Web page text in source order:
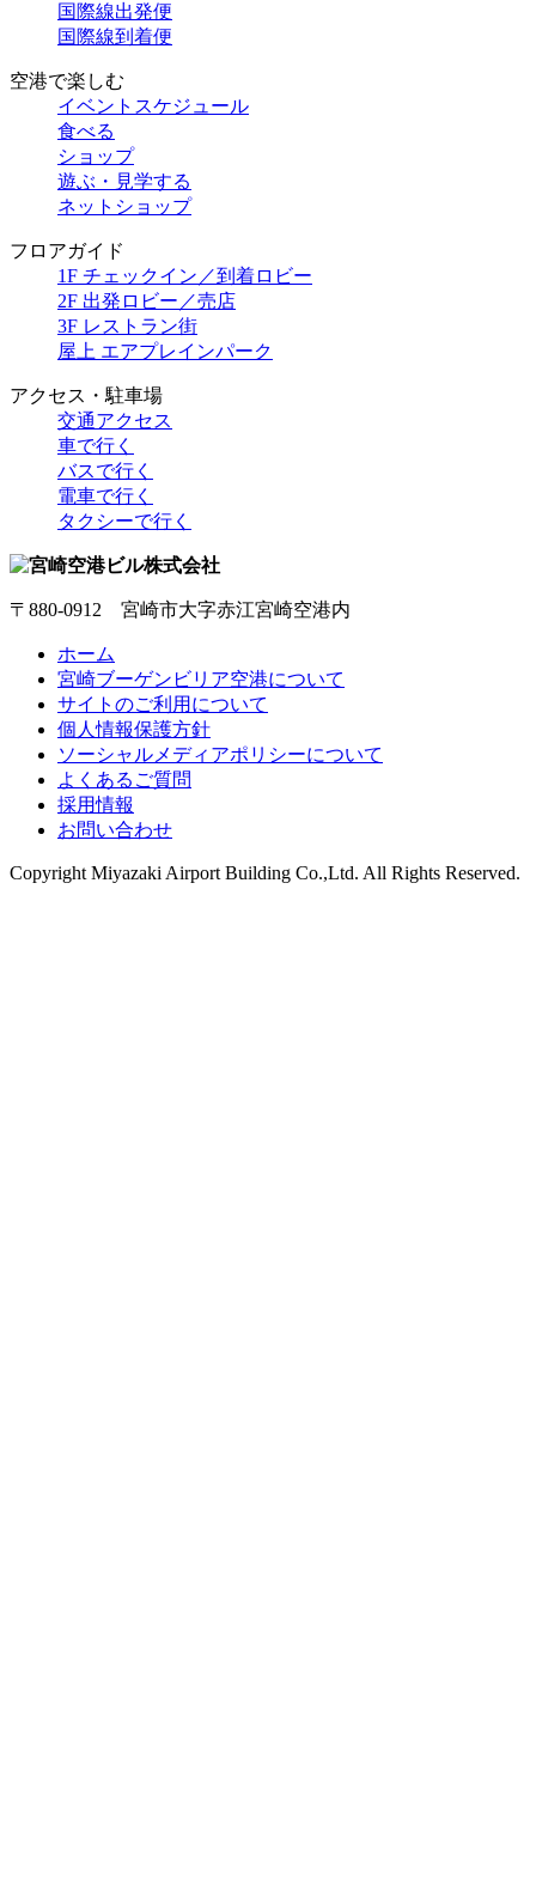
国際線出発便
国際線到着便
空港で楽しむ
イベントスケジュール
食べる
ショップ
遊ぶ・見学する
ネットショップ
フロアガイド
1F チェックイン／到着ロビー
2F 出発ロビー／売店
3F レストラン街
屋上 エアプレインパーク
アクセス・駐車場
交通アクセス
車で行く
バスで行く
電車で行く
タクシーで行く
〒880-0912 宮崎市大字赤江宮崎空港内
ホーム
宮崎ブーゲンビリア空港について
サイトのご利用について
個人情報保護方針
ソーシャルメディアポリシーについて
よくあるご質問
採用情報
お問い合わせ
Copyright Miyazaki Airport Building Co.,Ltd. All Rights Reserved.